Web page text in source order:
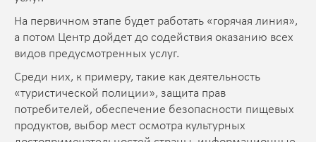
На первичном этапе будет работать «горячая линия»,
а потом Центр дойдет до содействия оказанию всех
видов предусмотренных услуг.
Среди них, к примеру, такие как деятельность
«туристической полиции», защита прав
потребителей, обеспечение безопасности пищевых
продуктов, выбор мест осмотра культурных